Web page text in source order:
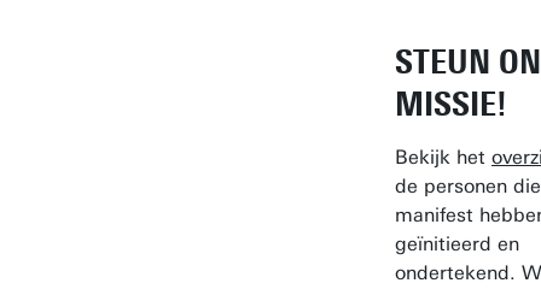
STEUN
MISSIE!
Bekijk het
de personen
manifest
geïnitieerd en
ondertekend.